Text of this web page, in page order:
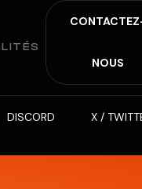
CONTACTEZ
NOUS
DISCORD X /